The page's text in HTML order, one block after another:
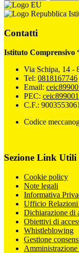
Contatti
Istituto
Via Schipa, 14 -
Tel: 0818167746
Email:
PEC:
C.F.:
Codice
Sezione Link Utili
Cookie policy
Note legali
Informativa
Ufficio
Dichiarazione di
Obiettivi di
Whistleblowing
Gestione
Amministrazione